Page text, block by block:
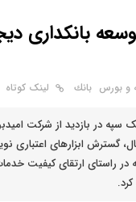
بانکداری
و بورس بانك لینک کوتاه
سپه در بازدید از شرکت
گسترش ابزارهای اعتباری
در راستای ارتقای کیفیت